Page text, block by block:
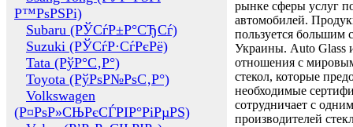
Р™РѕРЅРі)
Subaru (РЎСѓР±Р°СЂСѓ)
Suzuki (РЎСѓР·СѓРєРё)
Tata (РўР°С‚Р°)
Toyota (РўРѕР№РѕС‚Р°)
Volkswagen
(Р¤РѕР»СЊРєСЃРІР°РіРµРЅ)
рынке сферы услуг
автомобилей.
пользуется большим
Украины. Auto Glass
отношения с
стекол, которые
необходимые
сотрудничает с
производителей